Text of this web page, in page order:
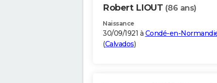
Robert LIOUT (86 ans)
Naissance
30/09/1921 à Condé-en-
(Calvados)